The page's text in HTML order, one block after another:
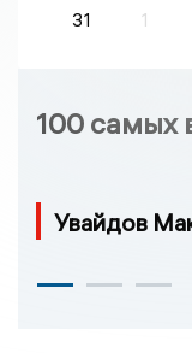
31 1
100 самых
Увайдов